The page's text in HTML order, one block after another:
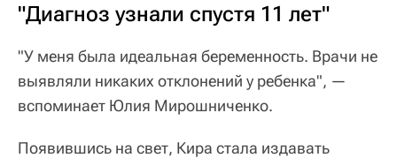
"Диагноз узнали спустя 11 лет"
"У меня была идеальная беременность. Врачи не
выявляли никаких отклонений у ребенка", —
вспоминает Юлия Мирошниченко.
Появившись на свет, Кира стала издавать